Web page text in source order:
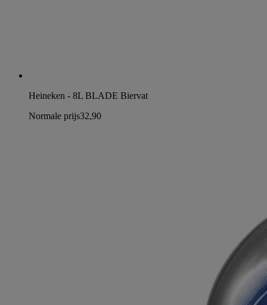
Heineken - 8L BLADE Biervat
Normale prijs32,90